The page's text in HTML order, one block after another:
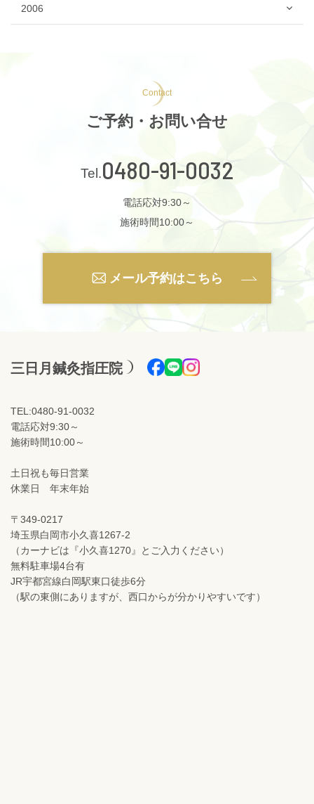
2006
Contact
ご予約・お問い合せ
0480-91-0032
電話応対9:30～
施術時間10:00～
メール予約はこちら
三日月鍼灸指圧院
TEL:0480-91-0032
電話応対9:30～
施術時間10:00～
土日祝も毎日営業
休業日 年末年始
〒349-0217
埼玉県白岡市小久喜1267-2
（カーナビは『小久喜1270』とご入力ください）
無料駐車場4台有
JR宇都宮線白岡駅東口徒歩6分
（駅の東側にありますが、西口からが分かりやすいです）